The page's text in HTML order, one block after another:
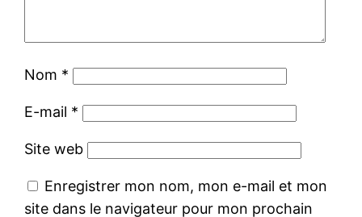
Nom *
E-mail *
Site web
Enregistrer mon nom, mon e-mail et mon
site dans le navigateur pour mon prochain